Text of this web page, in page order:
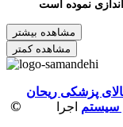
مشاهده بیشتر
مشاهده کمتر
©
پزشکی ریحان
سیستم اجرا